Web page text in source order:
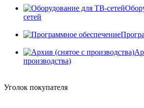
сетей
производства)
Уголок покупателя